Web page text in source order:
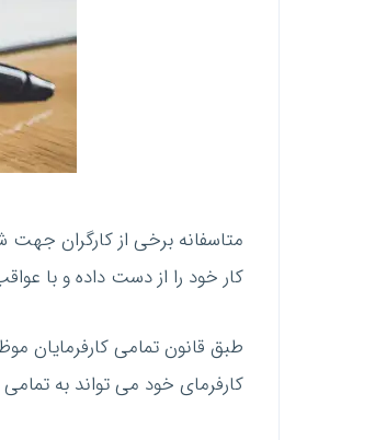
متاسفانه برخی از کارگران
کار خود را از دست داده و با
طبق قانون تمامی کارفرمایان
کارفرمای خود می تواند به